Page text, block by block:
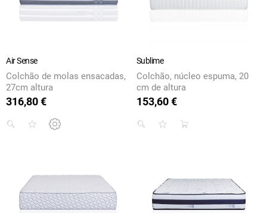
Air Sense
Colchão de molas ensacadas,
27cm altura
Preço
316,80 €
Sublime
Colchão, núcleo espuma, 20
cm de altura
Preço
153,60 €